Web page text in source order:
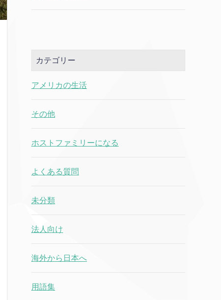
カテゴリー
アメリカの生活
その他
ホストファミリーになる
よくある質問
未分類
法人向け
海外から日本へ
用語集